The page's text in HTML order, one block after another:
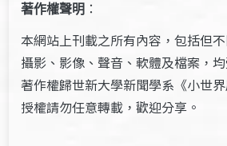
著作權聲明 ：
本網站上刊載之所有內容，包括但
攝影、影像、聲音、軟體及檔案，
著作權歸世新大學新聞學系《小世
授權請勿任意轉載，歡迎分享。